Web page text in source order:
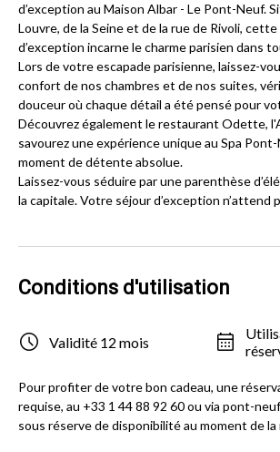
d’exception au Maison Albar - Le Pont-Neuf.
Louvre, de la Seine et de la rue de Rivoli,
d’exception incarne le charme parisien dans
Lors de votre escapade parisienne, laissez-
confort de nos chambres et de nos suites,
douceur où chaque détail a été pensé pour
Découvrez également le restaurant Odette,
savourez une expérience unique au Spa
moment de détente absolue.
Laissez-vous séduire par une parenthèse
la capitale. Votre séjour d’exception n’attend
Conditions d'utilisation
Validité 12 mois
Pour profiter de votre bon cadeau, une
requise, au +33 1 44 88 92 60 ou via pont-
sous réserve de disponibilité au moment de